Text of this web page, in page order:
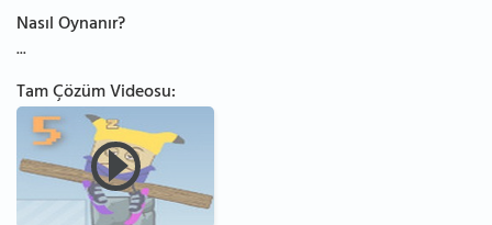
Nasıl Oynanır?
...
Tam Çözüm Videosu: